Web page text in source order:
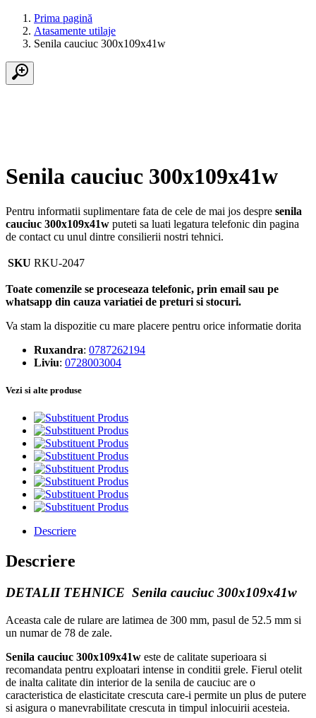
Prima pagină
Atasamente utilaje
Senila cauciuc 300x109x41w
Senila cauciuc 300x109x41w
Pentru informatii suplimentare fata de cele de mai jos despre senila
cauciuc 300x109x41w puteti sa luati legatura telefonic din pagina
de contact cu unul dintre consilierii nostri tehnici.
SKU RKU-2047
Toate comenzile se proceseaza telefonic, prin email sau pe
whatsapp din cauza variatiei de preturi si stocuri.
Va stam la dispozitie cu mare placere pentru orice informatie dorita
Ruxandra: 0787262194
Liviu: 0728003004
Vezi si alte produse
Produs
Produs
Produs
Produs
Produs
Produs
Produs
Produs
Descriere
Descriere
DETALII TEHNICE Senila cauciuc 300x109x41w
Aceasta cale de rulare are latimea de 300 mm, pasul de 52.5 mm si
un numar de 78 de zale.
Senila cauciuc 300x109x41w este de calitate superioara si
recomandata pentru exploatari intense in conditii grele. Fierul otelit
de inalta calitate din interior de la senila de cauciuc are o
caracteristica de elasticitate crescuta care-i permite un plus de putere
si asigura o manevrabilitate crescuta in timpul inlocuirii acesteia.